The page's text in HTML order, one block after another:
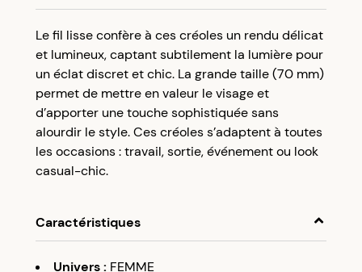
compte client et cumulez 5% de vos achats dans
votre cagnotte fidélité sans minimum d’achat.
Utilisez votre cagnotte de fidélité dès votre
prochaine commande à partir de 50€ d’achats.
Le fil lisse confère à ces créoles un rendu délicat
et lumineux, captant subtilement la lumière pour
un éclat discret et chic. La grande taille (70 mm)
permet de mettre en valeur le visage et
d’apporter une touche sophistiquée sans
alourdir le style. Ces créoles s’adaptent à toutes
les occasions : travail, sortie, événement ou look
casual-chic.
Caractéristiques
Univers: FEMME